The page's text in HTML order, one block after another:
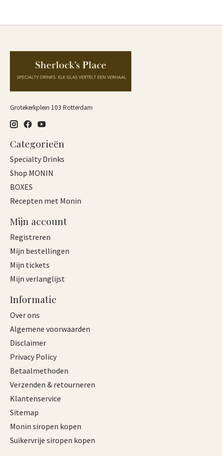
Grotekerkplein 103 Rotterdam
Categorieën
Specialty Drinks
Shop MONIN
BOXES
Recepten met Monin
Mijn account
Registreren
Mijn bestellingen
Mijn tickets
Mijn verlanglijst
Informatie
Over ons
Algemene voorwaarden
Disclaimer
Privacy Policy
Betaalmethoden
Verzenden & retourneren
Klantenservice
Sitemap
Monin siropen kopen
Suikervrije siropen kopen